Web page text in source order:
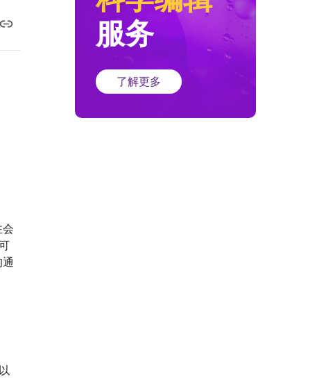
服务
了解更多